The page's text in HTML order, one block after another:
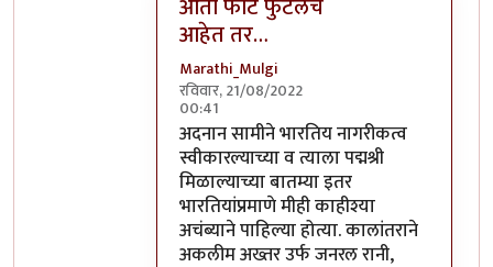
आता फाटे फुटलेच
आहेत तर…
Marathi_Mulgi
रविवार, 21/08/2022
00:41
In reply toकर तर येथील कलाकारही भरतात.
अदनान सामीने भारतिय नागरीकत्व
स्वीकारल्याच्या व त्याला पद्मश्री
मिळाल्याच्या बातम्या इतर
भारतियांप्रमाणे मीही काहीश्या
अचंब्याने पाहिल्या होत्या. कालांतराने
अकलीम अख्तर उर्फ जनरल रानी,